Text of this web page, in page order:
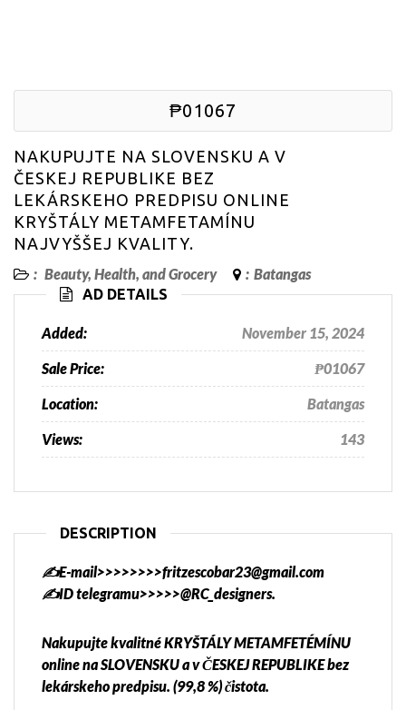
₱01067
NAKUPUJTE NA SLOVENSKU A V
ČESKEJ REPUBLIKE BEZ
LEKÁRSKEHO PREDPISU ONLINE
KRYŠTÁLY METAMFETAMÍNU
NAJVYŠŠEJ KVALITY.
: Beauty, Health, and Grocery : Batangas
AD DETAILS
Added: November 15, 2024
Sale Price: ₱01067
Location: Batangas
Views: 143
DESCRIPTION
✍️E-mail>>>>>>>>fritzescobar23@gmail.com
✍️ID telegramu>>>>>@RC_designers.
Nakupujte kvalitné KRYŠTÁLY METAMFETÉMÍNU
online na SLOVENSKU a v ČESKEJ REPUBLIKE bez
lekárskeho predpisu. (99,8 %) čistota.